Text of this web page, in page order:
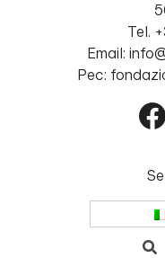
Tel.
Email:
Pec: